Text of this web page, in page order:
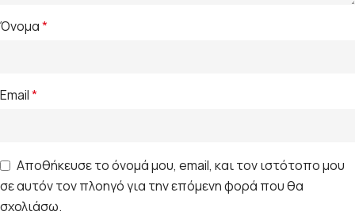
Όνομα*
Email*
Αποθήκευσε το όνομά μου, email, και τον ιστότοπο μου
σε αυτόν τον πλοηγό για την επόμενη φορά που θα
σχολιάσω.